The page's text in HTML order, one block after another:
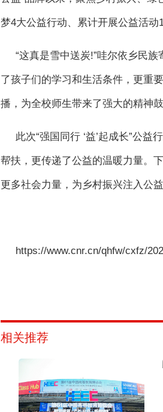
梦4大公益行动、累计开展公益活
“这真是雪中送炭!”哇尔依乡民
了孩子们的学习和生活条件，更重
播，为全校师生带来了强大的精神
此次“强国同行 ‘益’起成长”公
帮扶，更传递了公益的温暖力量。
更多社会力量，为乡村振兴注入公
https://www.cnr.cn/qhfw/cxfz/
相关推荐